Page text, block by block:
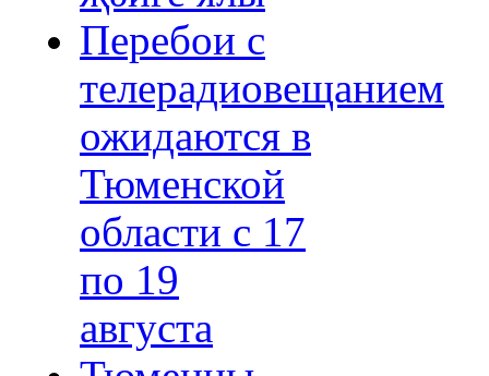
Перебои с
телерадиовещанием
ожидаются в
Тюменской
области с 17
по 19
августа